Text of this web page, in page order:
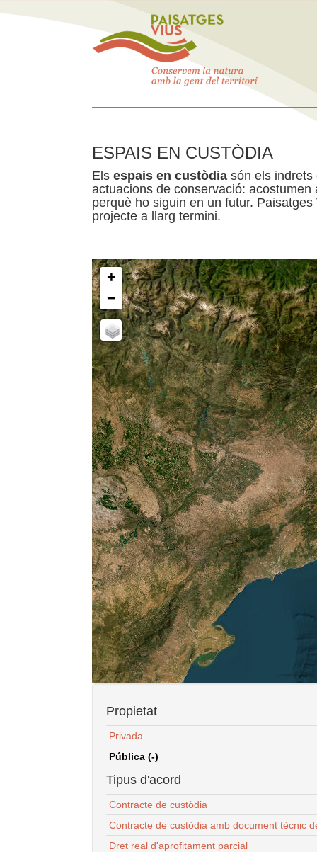
ESPAIS EN CUSTÒDIA
Els espais en custòdia són els indrets
actuacions de conservació:
perquè ho siguin en un futur.
projecte a llarg termini.
+
−
Propietat
Privada
Pública (-)
Tipus d'acord
Contracte de custòdia
Contracte de custòdia amb document tècnic
Dret real d'aprofitament parcial